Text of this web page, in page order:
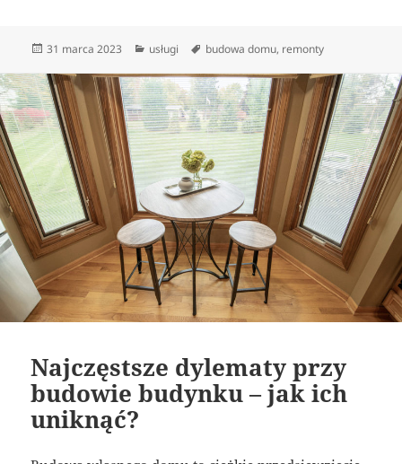
Data
31 marca 2023 Kategorie
usługi Tagi
budowa domu, remonty
Najczęstsze dylematy przy
budowie budynku – jak ich
uniknąć?